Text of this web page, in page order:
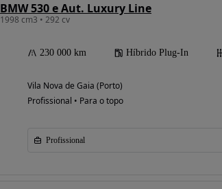
BMW 530 e Aut. Luxury Line
1998 cm3 • 292 cv
230 000 km Híbrido Plug-In
Vila Nova de Gaia (Porto)
Profissional • Para o topo
Profissional